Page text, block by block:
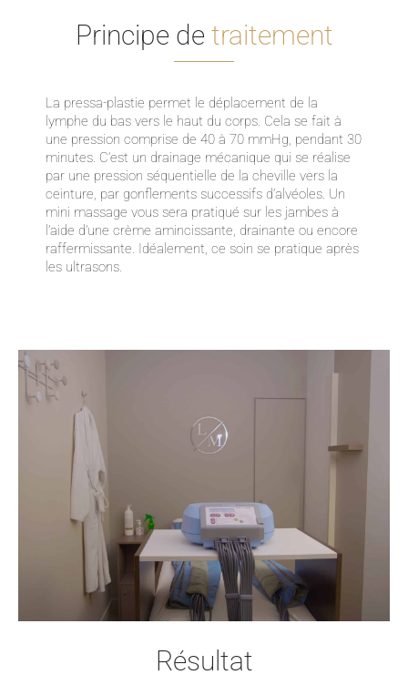
Principe de traitement
La pressa-plastie permet le déplacement de la
lymphe du bas vers le haut du corps. Cela se fait à
une pression comprise de 40 à 70 mmHg, pendant 30
minutes. C’est un drainage mécanique qui se réalise
par une pression séquentielle de la cheville vers la
ceinture, par gonflements successifs d’alvéoles. Un
mini massage vous sera pratiqué sur les jambes à
l’aide d’une crème amincissante, drainante ou encore
raffermissante. Idéalement, ce soin se pratique après
les ultrasons.
Résultat